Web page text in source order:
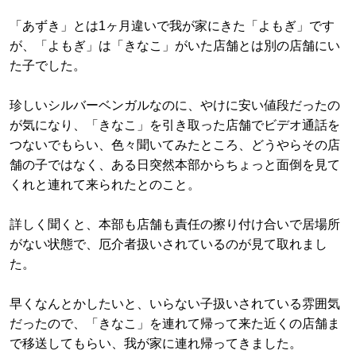
「あずき」とは1ヶ月違いで我が家にきた「よもぎ」です
が、「よもぎ」は「きなこ」がいた店舗とは別の店舗にい
た子でした。
珍しいシルバーベンガルなのに、やけに安い値段だったの
が気になり、「きなこ」を引き取った店舗でビデオ通話を
つないでもらい、色々聞いてみたところ、どうやらその店
舗の子ではなく、ある日突然本部からちょっと面倒を見て
くれと連れて来られたとのこと。
詳しく聞くと、本部も店舗も責任の擦り付け合いで居場所
がない状態で、厄介者扱いされているのが見て取れまし
た。
早くなんとかしたいと、いらない子扱いされている雰囲気
だったので、「きなこ」を連れて帰って来た近くの店舗ま
で移送してもらい、我が家に連れ帰ってきました。